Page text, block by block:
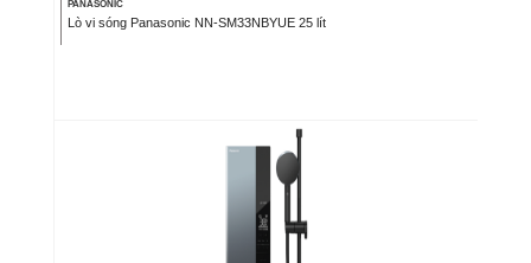
PANASONIC
Lò vi sóng Panasonic NN-SM33NBYUE 25 lít